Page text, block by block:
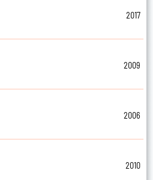
2017
2009
2006
2010